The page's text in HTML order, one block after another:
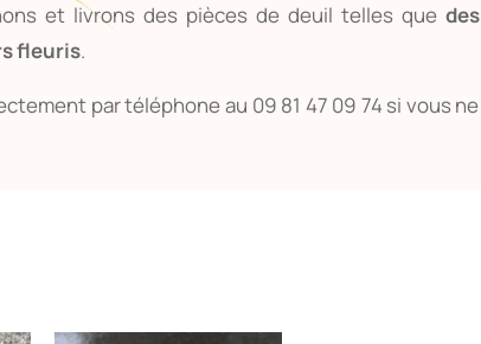
et livrons des pièces de deuil telles que des
fleuris.
par téléphone au 09 81 47 09 74 si vous ne